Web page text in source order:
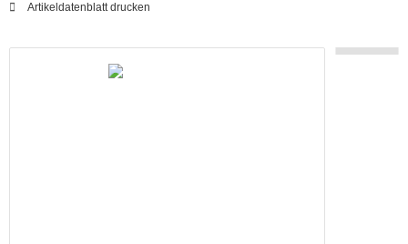
Artikeldatenblatt drucken